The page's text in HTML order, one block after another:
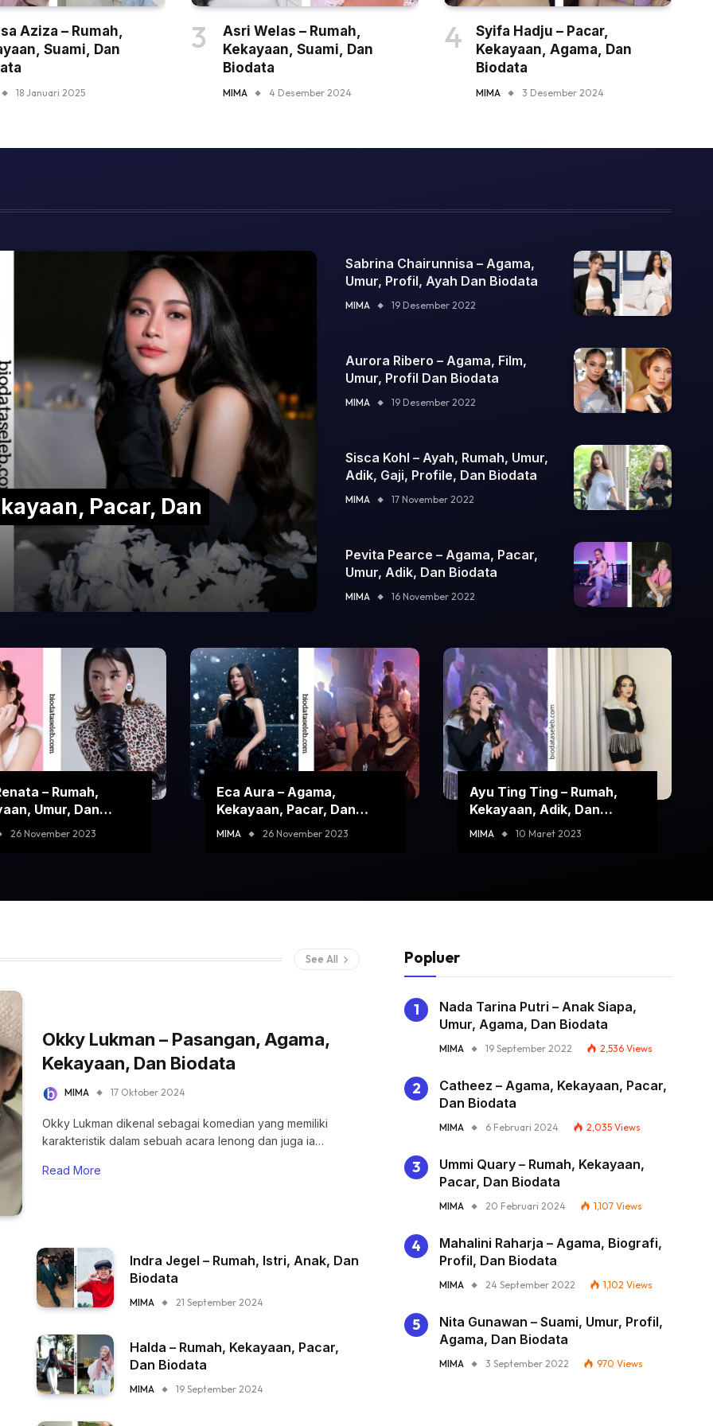
Aziza – Rumah,
Suami, Dan
18 Januari 2025
Asri Welas – Rumah,
Kekayaan, Suami, Dan
Biodata
MIMA 4 Desember 2024
Syifa Hadju – Pacar,
Kekayaan, Agama, Dan
Biodata
MIMA 3 Desember 2024
Pacar, Dan
Sabrina Chairunnisa – Agama,
Umur, Profil, Ayah Dan Biodata
MIMA 19 Desember 2022
Aurora Ribero – Agama, Film,
Umur, Profil Dan Biodata
MIMA 19 Desember 2022
Sisca Kohl – Ayah, Rumah, Umur,
Adik, Gaji, Profile, Dan Biodata
MIMA 17 November 2022
Pevita Pearce – Agama, Pacar,
Umur, Adik, Dan Biodata
MIMA 16 November 2022
– Rumah,
Umur, Dan
26 November 2023
Eca Aura – Agama,
Kekayaan, Pacar, Dan
Biodata
MIMA 26 November 2023
Ayu Ting Ting – Rumah,
Kekayaan, Adik, Dan
Biodata
MIMA 10 Maret 2023
See All
Okky Lukman – Pasangan, Agama,
Kekayaan, Dan Biodata
MIMA 17 Oktober 2024
Okky Lukman dikenal sebagai komedian yang memiliki
karakteristik dalam sebuah acara lenong dan juga ia…
Read More
Indra Jegel – Rumah, Istri, Anak, Dan
Biodata
MIMA 21 September 2024
Halda – Rumah, Kekayaan, Pacar,
Dan Biodata
MIMA 19 September 2024
Popluer
Nada Tarina Putri – Anak Siapa,
Umur, Agama, Dan Biodata
MIMA 19 September 2022 2,536 Views
Catheez – Agama, Kekayaan, Pacar,
Dan Biodata
MIMA 6 Februari 2024 2,035 Views
Ummi Quary – Rumah, Kekayaan,
Pacar, Dan Biodata
MIMA 20 Februari 2024 1,107 Views
Mahalini Raharja – Agama, Biografi,
Profil, Dan Biodata
MIMA 24 September 2022 1,102 Views
Nita Gunawan – Suami, Umur, Profil,
Agama, Dan Biodata
MIMA 3 September 2022 970 Views